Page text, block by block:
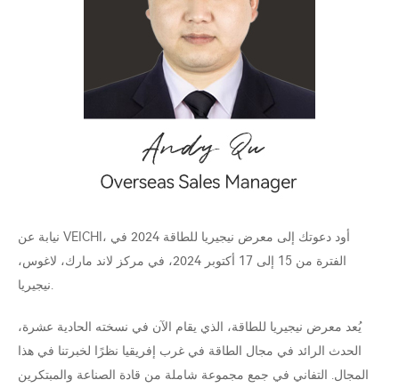
نيابة عن VEICHI، أود دعوتك إلى معرض نيجيريا للطاقة 2024 في
الفترة من 15 إلى 17 أكتوبر 2024، في مركز لاند مارك، لاغوس،
نيجيريا.
يُعد معرض نيجيريا للطاقة، الذي يقام الآن في نسخته الحادية عشرة،
الحدث الرائد في مجال الطاقة في غرب إفريقيا نظرًا لخبرتنا في هذا
المجال. التفاني في جمع مجموعة شاملة من قادة الصناعة والمبتكرين